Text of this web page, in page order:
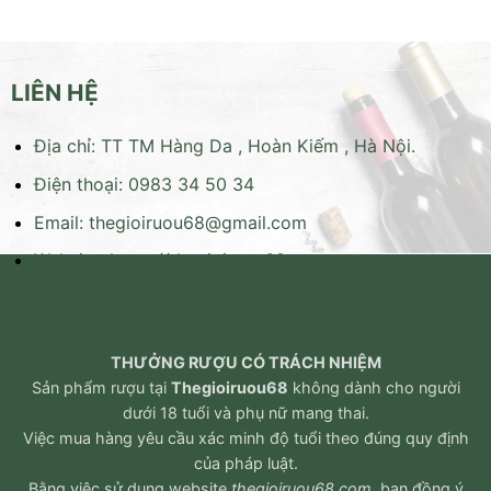
LIÊN HỆ
Địa chỉ: TT TM Hàng Da , Hoàn Kiếm , Hà Nội.
Điện thoại: 0983 34 50 34
Email: thegioiruou68@gmail.com
Website:https://thegioiruou68.com
THƯỞNG RƯỢU CÓ TRÁCH NHIỆM
Sản phẩm rượu tại Thegioiruou68 không dành cho người
dưới 18 tuổi và phụ nữ mang thai.
Việc mua hàng yêu cầu xác minh độ tuổi theo đúng quy định
của pháp luật.